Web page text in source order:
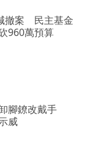
撤案 民主基金
960萬預算
腳鐐改戴手
威